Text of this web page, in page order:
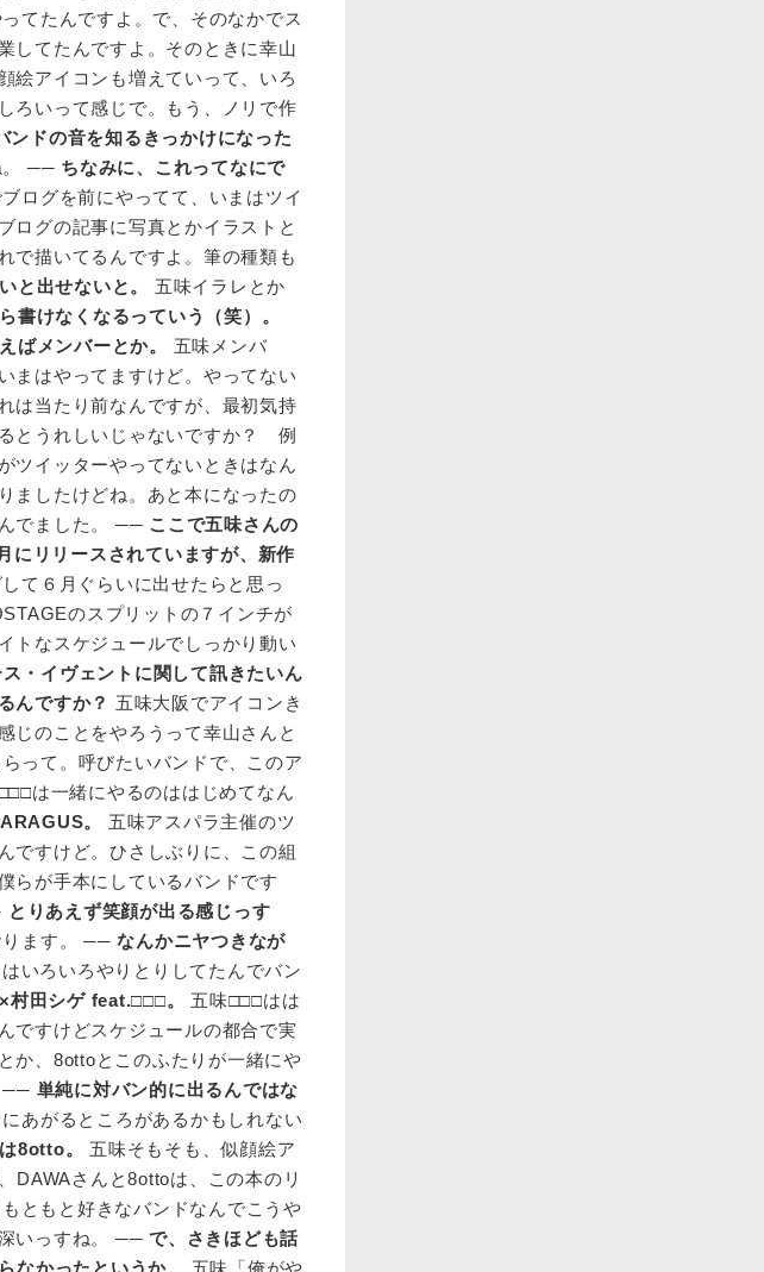
てたんですよ。で、そのなかでス
してたんですよ。そのときに幸山
絵アイコンも増えていって、いろ
ろいって感じで。もう、ノリで作
ドの音を知るきっかけになった
。 ── ちなみに、これってなにで
ログを前にやってて、いまはツイ
ログの記事に写真とかイラストと
で描いてるんですよ。筆の種類も
と出せないと。
五味イラレとか
書けなくなるっていう（笑）。
ばメンバーとか。
五味メンバ
まはやってますけど。やってない
は当たり前なんですが、最初気持
とうれしいじゃないですか？ 例
ツイッターやってないときはなん
ましたけどね。あと本になったの
でました。 ── ここで五味さんの
にリリースされていますが、新作
て６月ぐらいに出せたらと思っ
のスプリットの７インチが
トなスケジュールでしっかり動い
・イヴェントに関して訊きたいん
んですか？ 五味大阪でアイコンき
じのことをやろうって幸山さんと
って。呼びたいバンドで、このア
は一緒にやるのははじめてなん
。
五味アスパラ主催のツ
ですけど。ひさしぶりに、この組
らが手本にしているバンドです
とりあえず笑顔が出る感じっす
ります。 ──なんかニヤつきなが
いろいろやりとりしてたんでバン
村田シゲ feat.□□□。
五味□□□はは
ですけどスケジュールの都合で実
か、8ottoとこのふたりが一緒にや
── 単純に対バン的に出るんではな
あがるところがあるかもしれない
8otto。
五味そもそも、似顔絵ア
DAWAさんと8ottoは、この本のリ
ともと好きなバンドなんでこうや
いっすね。 ── で、さきほども話
なかったというか。
五味「俺がや